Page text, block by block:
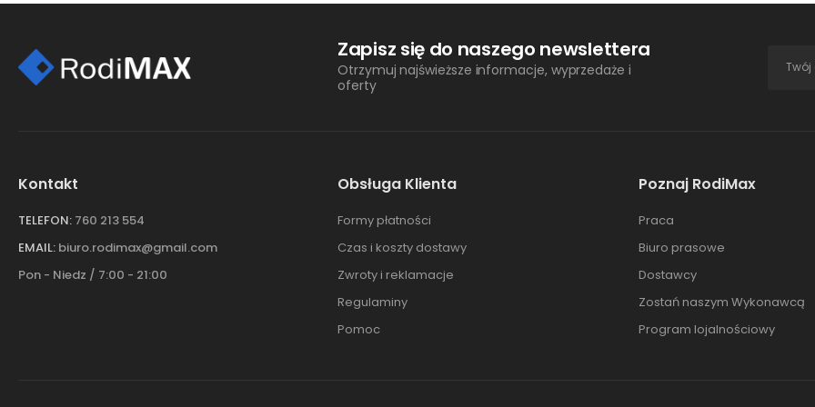
Zapisz się do naszego newslettera
Otrzymuj najświeższe informacje, wyprzedaże i
oferty
Kontakt
TELEFON: 760 213 554
EMAIL: biuro.rodimax@gmail.com
Pon - Niedz / 7:00 - 21:00
Obsługa Klienta
Formy płatności
Czas i koszty dostawy
Zwroty i reklamacje
Regulaminy
Pomoc
Poznaj RodiMax
Praca
Biuro prasowe
Dostawcy
Zostań naszym Wykonawcą
Program lojalnościowy